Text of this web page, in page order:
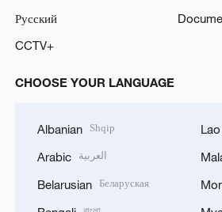
Русский
CCTV+
CHOOSE YOUR LANGUAGE
Albanian Shqip
Arabic العربية
Belarusian Беларуская
Lao